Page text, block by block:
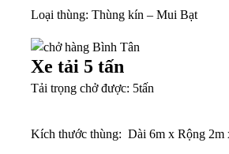
Loại thùng: Thùng kín – Mui Bạt
Xe tải 5 tấn
Tải trọng chở được: 5tấn
Kích thước thùng: Dài 6m x Rộng 2m